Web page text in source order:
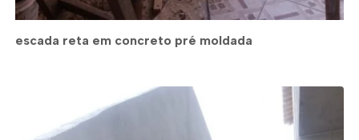
escada reta em concreto pré moldada